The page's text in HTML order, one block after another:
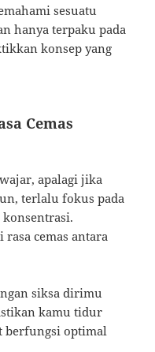
sesuatu
hanya terpaku pada
konsep yang
Cemas
apalagi jika
terlalu fokus pada
konsentrasi.
cemas antara
siksa dirimu
kamu tidur
berfungsi optimal